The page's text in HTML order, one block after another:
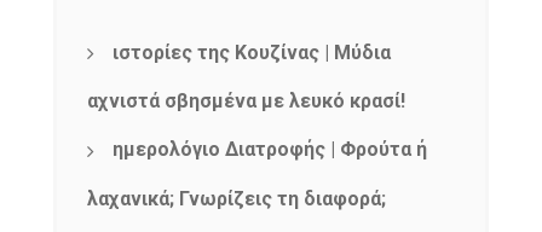
ιστορίες της Κουζίνας | Μύδια
αχνιστά σβησμένα με λευκό κρασί!
ημερολόγιο Διατροφής | Φρούτα ή
λαχανικά; Γνωρίζεις τη διαφορά;